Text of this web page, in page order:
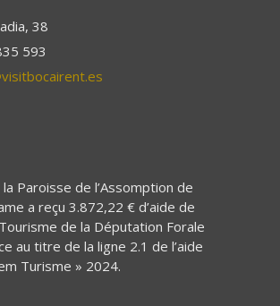
38
593
Paroisse de l’Assomption de
a reçu 3.872,22 € d’aide de
de la Députation Forale
au titre de la ligne 2.1 de l’aide
Turisme » 2024.